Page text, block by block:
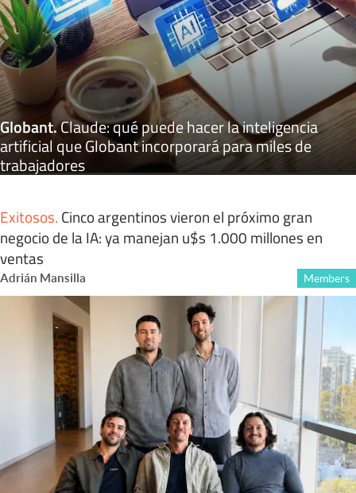
Globant.Claude: qué puede hacer la inteligencia
artificial que Globant incorporará para miles de
trabajadores
Exitosos. Cinco argentinos vieron el próximo gran
negocio de la IA: ya manejan u$s 1.000 millones en
ventas
Adrián Mansilla Members